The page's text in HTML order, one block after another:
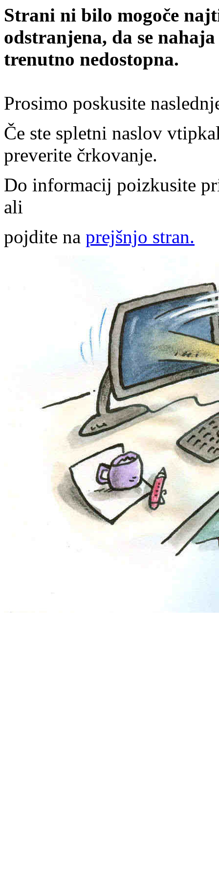
Strani ni bilo mogoče
odstranjena, da se
trenutno nedostopna.
Prosimo poskusite
Če ste spletni naslov
preverite črkovanje.
Do informacij poizkusite
ali
pojdite na prejšnjo stran.